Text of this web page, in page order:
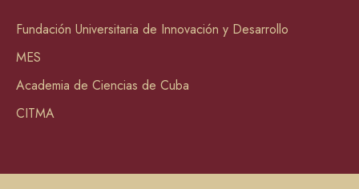
Fundación Universitaria de Innovación y Desarrollo
MES
Academia de Ciencias de Cuba
CITMA